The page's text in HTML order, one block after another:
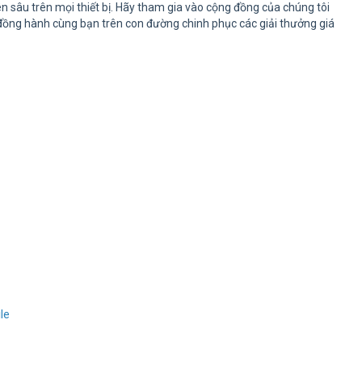
sâu trên mọi thiết bị. Hãy tham gia vào cộng đồng của chúng tôi
hành cùng bạn trên con đường chinh phục các giải thưởng giá